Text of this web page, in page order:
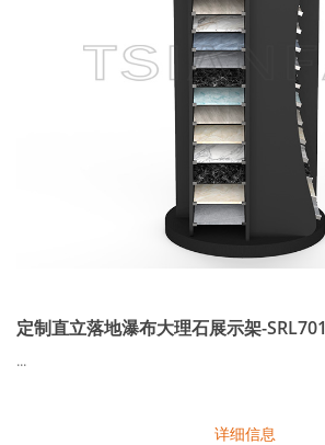
定制直立落地瀑布大理石展示架-SRL701
...
详细信息